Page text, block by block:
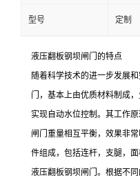
型号 定制
液压翻板钢坝闸门的特点
随着科学技术的进一步发展
门，基本上由优质材料制成
实现自动水位控制。其工作
闸门重量相互平衡，效果非
件组成，包括连杆，支腿，
液压翻板钢坝闸门。根据不